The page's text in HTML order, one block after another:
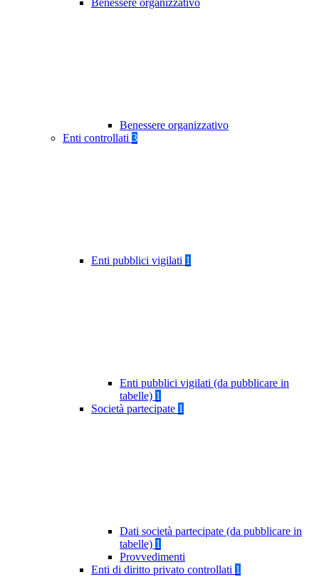
Benessere organizzativo
Benessere organizzativo
Enti controllati 3
Enti pubblici vigilati 1
Enti pubblici vigilati (da pubblicare in
tabelle) 1
Società partecipate 1
Dati società partecipate (da pubblicare in
tabelle) 1
Provvedimenti
Enti di diritto privato controllati 1